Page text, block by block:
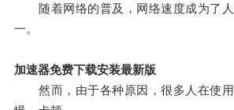
随着网络的普及，网络速度成为了人
一。
加速器免费下载安装最新版
然而，由于各种原因，很多人在使用